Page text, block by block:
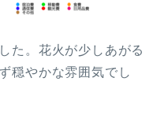
た。花火が少しあがる
穏やかな雰囲気でし